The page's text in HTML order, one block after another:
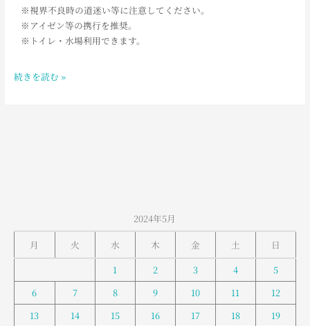
※視界不良時の道迷い等に注意してください。
※アイゼン等の携行を推奨。
※トイレ・水場利用できます。
AM6：
30
山
続きを読む »
2024年5月
月
火 水 木 金 土
日
1
2 3 4
5
6
7 8 9 10 11
12
13
14 15 16 17 18
19